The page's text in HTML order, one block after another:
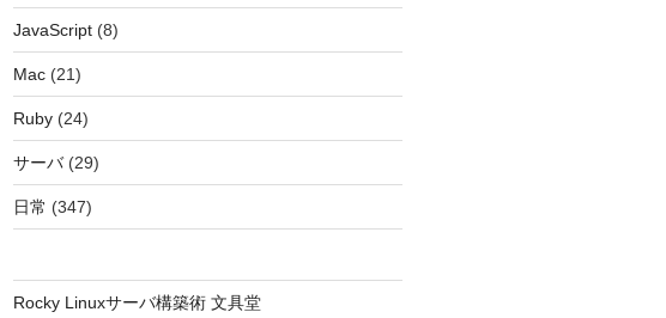
JavaScript(8)
Mac(21)
Ruby(24)
サーバ(29)
日常 (347)
Rocky Linuxサーバ構築術 文具堂